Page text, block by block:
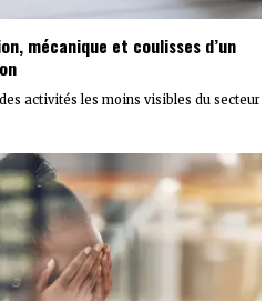
mécanique et coulisses d’un
activités les moins visibles du secteur